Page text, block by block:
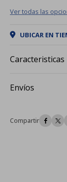
Ver todas las
UBICAR EN
Caracteristicas
Envíos
 